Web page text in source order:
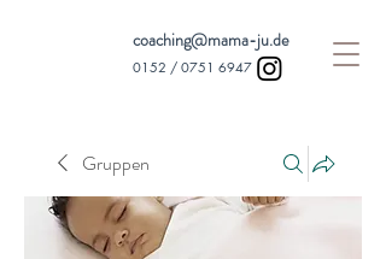
coaching@mama-ju.de
0152 / 0751 6947
Gruppen